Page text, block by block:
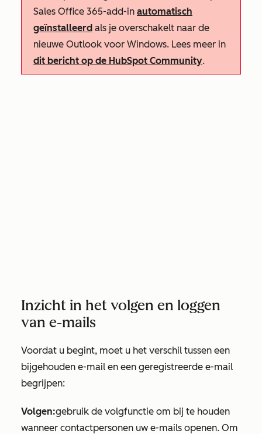
Sales Office 365-add-in automatisch
geïnstalleerd als je overschakelt naar de
nieuwe Outlook voor Windows. Lees meer in
dit bericht op de HubSpot Community.
Inzicht in het volgen en loggen
van e-mails
Voordat u begint, moet u het verschil tussen een
bijgehouden e-mail en een geregistreerde e-mail
begrijpen:
Volgen:gebruik de volgfunctie om bij te houden
wanneer contactpersonen uw e-mails openen. Om